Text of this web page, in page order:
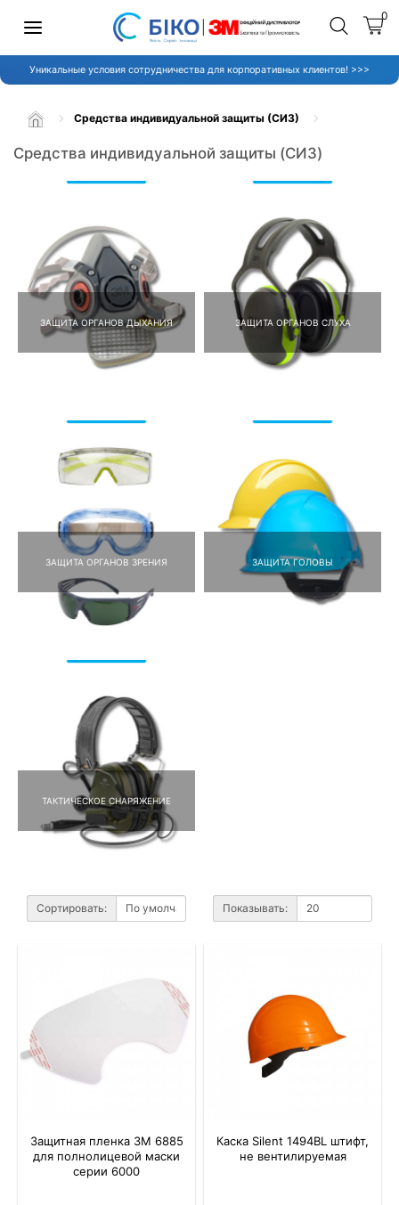
0
Уникальные условия сотрудничества для корпоративных клиентов! >>>
Средства индивидуальной защиты (СИЗ)
Средства индивидуальной защиты (СИЗ)
ЗАЩИТА ОРГАНОВ ДЫХАНИЯ ЗАЩИТА ОРГАНОВ СЛУХА
ЗАЩИТА ОРГАНОВ ЗРЕНИЯ ЗАЩИТА ГОЛОВЫ
ТАКТИЧЕСКОЕ СНАРЯЖЕНИЕ
Сортировать: Показывать:
Защитная пленка 3M 6885
для полнолицевой маски
серии 6000
Каска Silent 1494ВL штифт,
не вентилируемая